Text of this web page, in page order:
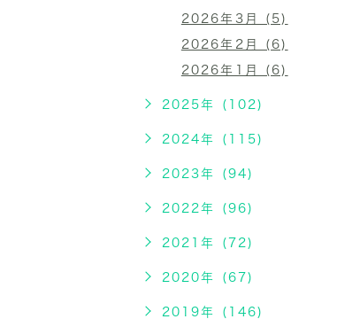
2026年3月 (5)
2026年2月 (6)
2026年1月 (6)
2025年 (102)
2024年 (115)
2023年 (94)
2022年 (96)
2021年 (72)
2020年 (67)
2019年 (146)